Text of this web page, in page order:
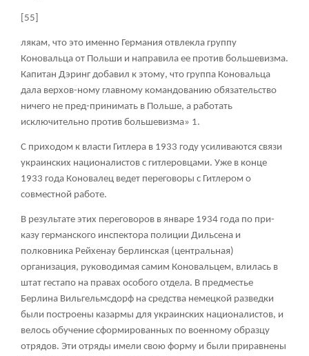
[55]
лякам, что это именно Германия отвлекла группу
Коновальца от Польши и направила ее против большевизма.
Капитан Дэринг добавил к этому, что группа Коновальца
дала верхов-ному главному командованию обязательство
ничего не пред-принимать в Польше, а работать
исключительно против большевизма» 1.
С приходом к власти Гитлера в 1933 году усиливаются связи
украинских националистов с гитлеровцами. Уже в конце
1933 года Коновалец ведет переговоры с Гитлером о
совместной работе.
В результате этих переговоров в январе 1934 года по при-
казу германского инспектора полиции Дильсена и
полковника Рейхенау берлинская (центральная)
организация, руководимая самим Коновальцем, влилась в
штат гестапо на правах особого отдела. В предместье
Берлина Вильгельмсдорф на средства немецкой разведки
были построены казармы для украинских националистов, и
велось обучение сформированных по военному образцу
отрядов. Эти отряды имели свою форму и были приравнены